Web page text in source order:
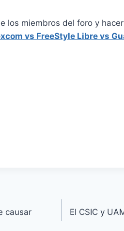
los miembros del foro y
vs FreeStyle Libre vs
causar
El CSIC y